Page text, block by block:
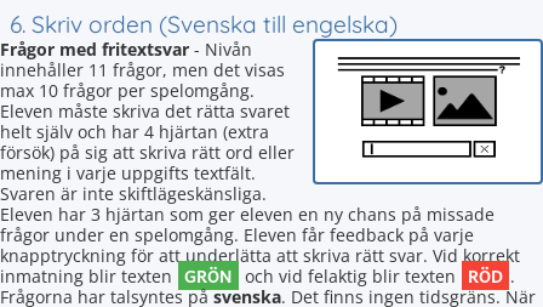
6. Skriv orden (Svenska till engelska)
Frågor med fritextsvar - Nivån
innehåller 11 frågor, men det visas
max 10 frågor per spelomgång.
Eleven måste skriva det rätta svaret
helt själv och har 4 hjärtan (extra
försök) på sig att skriva rätt ord eller
mening i varje uppgifts textfält.
Svaren är inte skiftlägeskänsliga.
Eleven har 3 hjärtan som ger eleven en ny chans på missade
frågor under en spelomgång. Eleven får feedback på varje
knapptryckning för att underlätta att skriva rätt svar. Vid korrekt
inmatning blir texten GRÖN och vid felaktig blir texten RÖD .
Frågorna har talsyntes påsvenska. Det finns ingen tidsgräns. När